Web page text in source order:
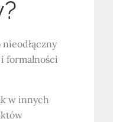
formalności
w innych